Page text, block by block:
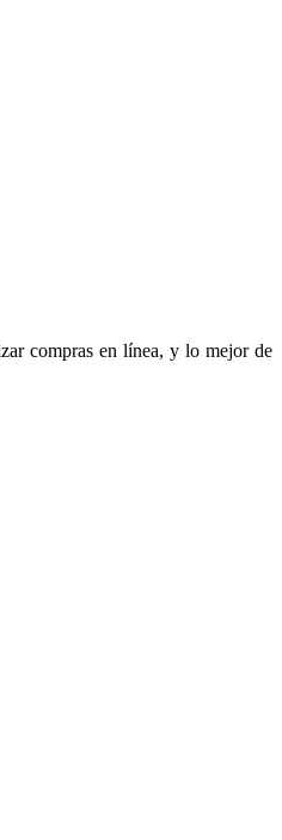
compras en línea, y lo mejor de